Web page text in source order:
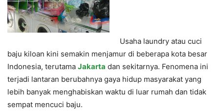
Usaha laundry atau cuci
baju kiloan kini semakin menjamur di beberapa kota besar
Indonesia, terutama Jakarta dan sekitarnya. Fenomena ini
terjadi lantaran berubahnya gaya hidup masyarakat yang
lebih banyak menghabiskan waktu di luar rumah dan tidak
sempat mencuci baju.